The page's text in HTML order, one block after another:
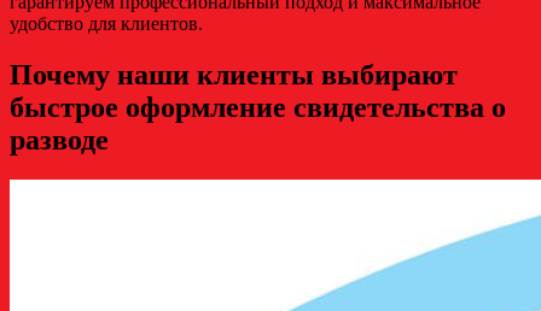
удобство для клиентов.
Почему наши клиенты выбирают
быстрое оформление свидетельства о
разводе